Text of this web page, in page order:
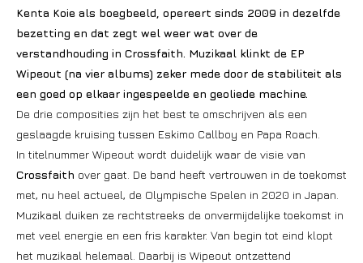
Kenta Koie als boegbeeld, opereert sinds 2009 in dezelfde
bezetting en dat zegt wel weer wat over de
verstandhouding in Crossfaith. Muzikaal klinkt de EP
Wipeout (na vier albums) zeker mede door de stabiliteit als
een goed op elkaar ingespeelde en geoliede machine.
De drie composities zijn het best te omschrijven als een
geslaagde kruising tussen Eskimo Callboy en Papa Roach.
In titelnummer Wipeout wordt duidelijk waar de visie van
Crossfaith over gaat. De band heeft vertrouwen in de toekomst
met, nu heel actueel, de Olympische Spelen in 2020 in Japan.
Muzikaal duiken ze rechtstreeks de onvermijdelijke toekomst in
met veel energie en een fris karakter. Van begin tot eind klopt
het muzikaal helemaal. Daarbij is Wipeout ontzettend